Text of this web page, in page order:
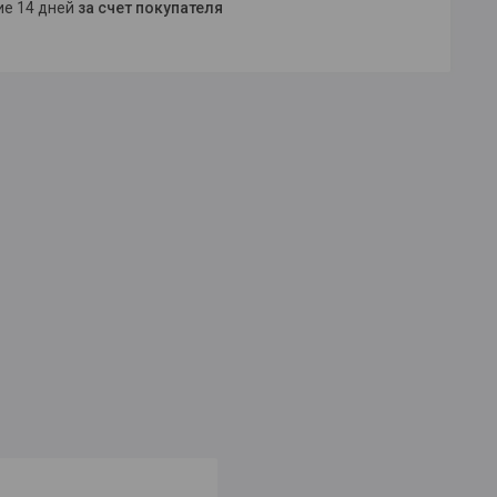
14 дней за счет покупателя